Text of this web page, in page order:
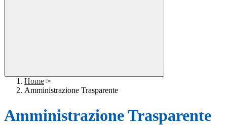
Home >
Amministrazione Trasparente
Amministrazione Trasparente